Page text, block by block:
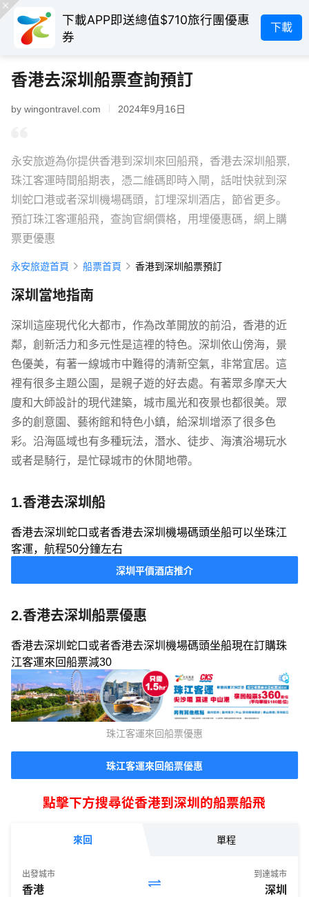
下載APP即送總值$710旅行團優惠
券
下載
香港去深圳船票查詢預訂
by wingontravel.com 2024年9月16日
永安旅遊為你提供香港到深圳來回船飛，香港去深圳船票,
珠江客運時間船期表，憑二維碼即時入閘，話咁快就到深
圳蛇口港或者深圳機場碼頭，訂埋深圳酒店，節省更多。
預訂珠江客運船飛，查詢官網價格，用埋優惠碼，網上購
票更優惠
永安旅遊首頁 船票首頁 香港到深圳船票預訂
深圳當地指南
深圳這座現代化大都市，作為改革開放的前沿，香港的近
鄰，創新活力和多元性是這裡的特色。深圳依山傍海，景
色優美，有著一線城市中難得的清新空氣，非常宜居。這
裡有很多主題公園，是親子遊的好去處。有著眾多摩天大
廈和大師設計的現代建築，城市風光和夜景也都很美。眾
多的創意園、藝術館和特色小鎮，給深圳增添了很多色
彩。沿海區域也有多種玩法，潛水、徒步、海濱浴場玩水
或者是騎行，是忙碌城市的休閒地帶。
1.香港去深圳船
香港去深圳蛇口或者香港去深圳機場碼頭坐船可以坐珠江
客運，航程50分鐘左右
深圳平價酒店推介
2.香港去深圳船票優惠
香港去深圳蛇口或者香港去深圳機場碼頭坐船現在訂購珠
江客運來回船票減30
珠江客運來回船票優惠
珠江客運來回船票優惠
點擊下方搜尋從香港到深圳的船票船飛
來回 單程
出發城市
香港
到達城市
深圳